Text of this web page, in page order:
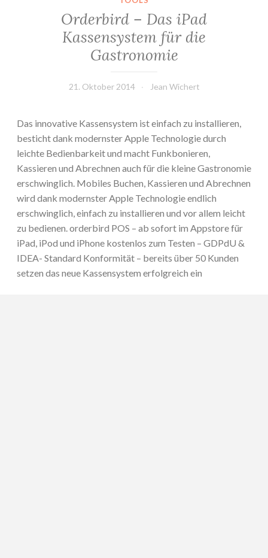
Orderbird – Das iPad
Kassensystem für die
Gastronomie
21. Oktober 2014 Jean Wichert
Das innovative Kassensystem ist einfach zu installieren,
besticht dank modernster Apple Technologie durch
leichte Bedienbarkeit und macht Funkbonieren,
Kassieren und Abrechnen auch für die kleine Gastronomie
erschwinglich. Mobiles Buchen, Kassieren und Abrechnen
wird dank modernster Apple Technologie endlich
erschwinglich, einfach zu installieren und vor allem leicht
zu bedienen. orderbird POS – ab sofort im Appstore für
iPad, iPod und iPhone kostenlos zum Testen – GDPdU &
IDEA- Standard Konformität – bereits über 50 Kunden
setzen das neue Kassensystem erfolgreich ein